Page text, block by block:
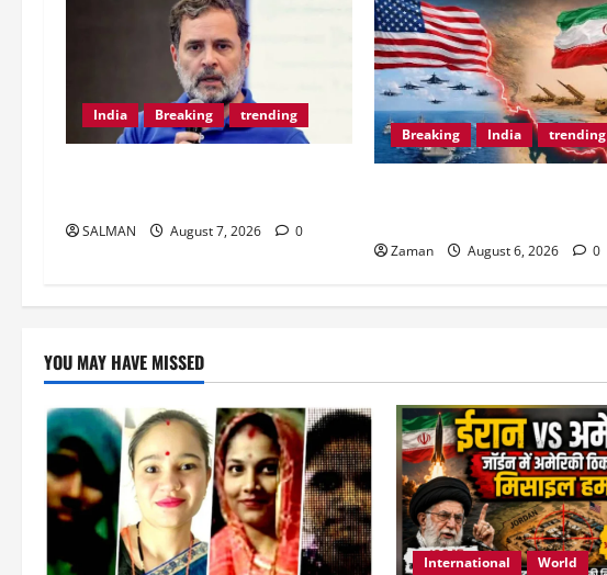
India Breaking trending
SALMAN August 7, 2026 0
Breaking India trending
Zaman August 6, 2026 0
YOU MAY HAVE MISSED
International World